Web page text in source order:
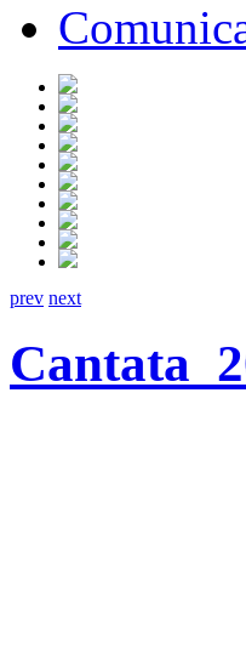
prev next